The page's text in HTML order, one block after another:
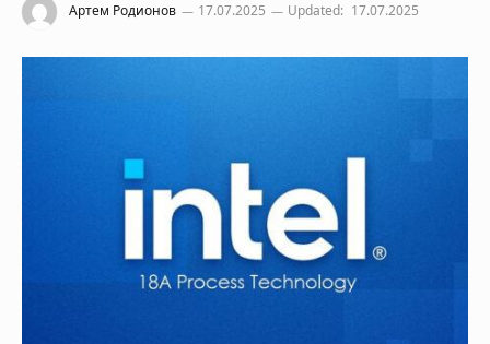
Артем Родионов 17.07.2025 Updated: 17.07.2025